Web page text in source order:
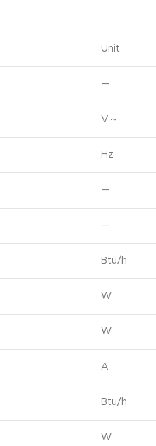
Unit
—
V～
Hz
—
—
Btu/h
W
W
A
Btu/h
W